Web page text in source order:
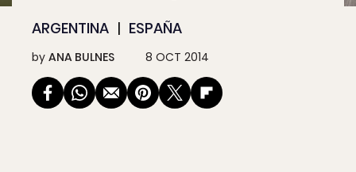
ARGENTINA ESPAÑA
by ANA BULNES 8 OCT 2014